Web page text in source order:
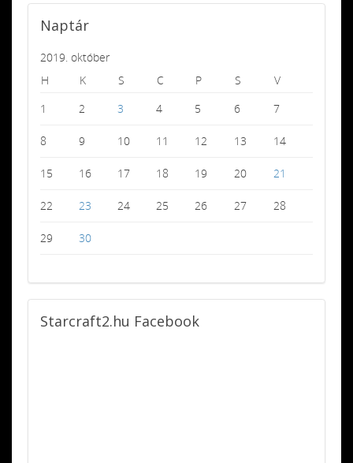
Naptár
2019. október
H
K S C P S
V
1
2 3 4 5 6 7
8 9 10 11 12 13 14
15 16 17 18 19 20 21
22 23 24 25 26 27 28
29 30
Starcraft2.hu Facebook